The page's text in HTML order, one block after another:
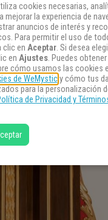
cookies necesarias,
mejorar la experiencia de
anuncios de interés y
Para permitir el uso de
clic en Aceptar. Si desea
en Ajustes. Puedes
cómo usamos las cookies
de WeMysticy cómo tus
para la personalización
de Privacidad y